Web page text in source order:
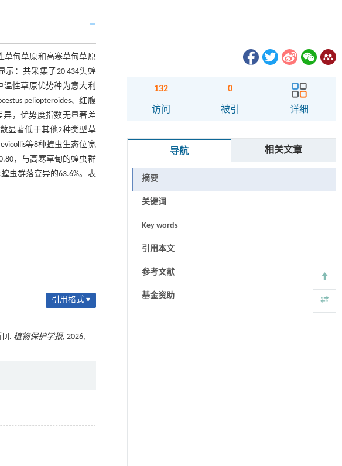
草甸草原和高寒草甸草原
：共采集了20 434头蝗
温性草原优势种为意大利
peliopteroides、红腹
异，优势度指数无显著差
显著低于其他2种类型草
等8种蝗虫生态位宽
，与高寒草甸的蝗虫群
虫群落变异的63.6%。表
引用格式 ▾
植物保护学报, 2026,
132
访问
0
被引 详细
导航 相关文章
摘要
关键词
Key words
引用本文
参考文献
基金资助